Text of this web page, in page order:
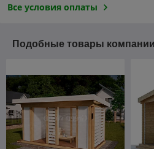
Все условия оплаты
Подобные товары компании